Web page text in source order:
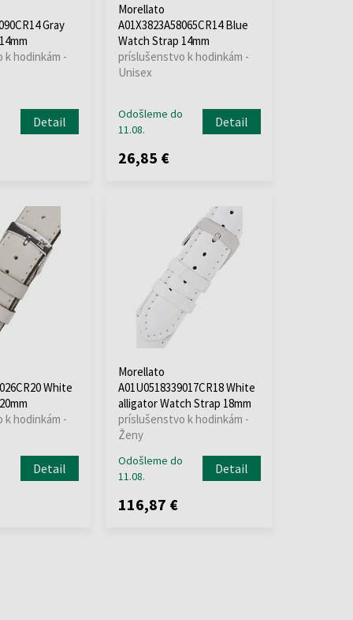
Gray
hodinkám -
Detail
Morellato
A01X3823A58065CR14 Blue
Watch Strap 14mm
príslušenstvo k hodinkám -
Unisex
Odošleme do
11.08.
Detail
26,85 €
White
hodinkám -
Detail
Morellato
A01U0518339017CR18 White
alligator Watch Strap 18mm
príslušenstvo k hodinkám -
Ženy
Odošleme do
11.08.
Detail
116,87 €